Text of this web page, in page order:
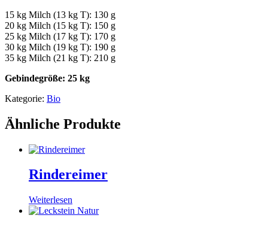
15 kg Milch (13 kg T): 130 g
20 kg Milch (15 kg T): 150 g
25 kg Milch (17 kg T): 170 g
30 kg Milch (19 kg T): 190 g
35 kg Milch (21 kg T): 210 g
Gebindegröße: 25 kg
Kategorie: Bio
Ähnliche Produkte
Rindereimer
Weiterlesen